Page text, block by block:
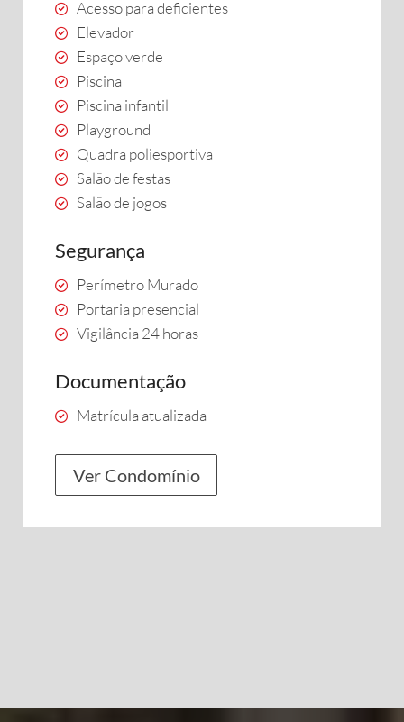
Acesso para deficientes
Elevador
Espaço verde
Piscina
Piscina infantil
Playground
Quadra poliesportiva
Salão de festas
Salão de jogos
Segurança
Perímetro Murado
Portaria presencial
Vigilância 24 horas
Documentação
Matrícula atualizada
Ver Condomínio